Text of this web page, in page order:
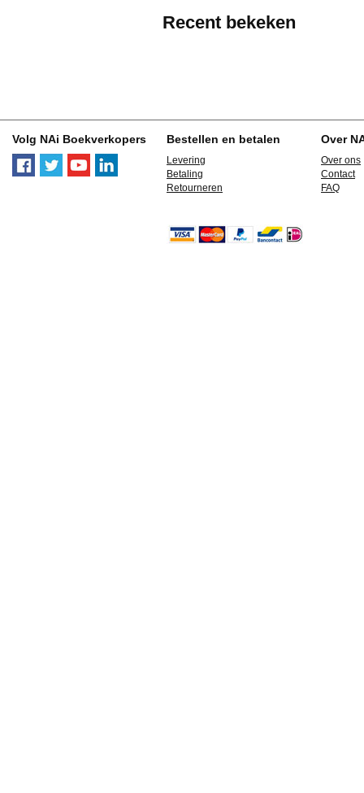
Recent bekeken
Volg NAi Boekverkopers Bestellen en betalen
Levering
Betaling
Retourneren
Over
Over ons
Contact
FAQ